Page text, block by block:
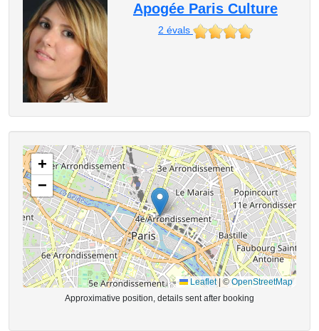
Apogée Paris Culture
2 évals
+
−
Leaflet ©OpenStreetMap
Approximative position, details sent after booking